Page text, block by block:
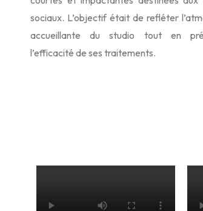
sociaux. L’objectif était de refléter
accueillante du studio tout en
l’efficacité de ses traitements.